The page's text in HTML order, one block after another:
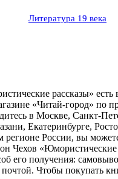
Литература 19 века
рассказы» есть
«Читай-город» по
в Москве, Санкт-
Екатеринбурге,
регионе России, вы
Чехов «Юмористические
его получения:
почтой. Чтобы покупать